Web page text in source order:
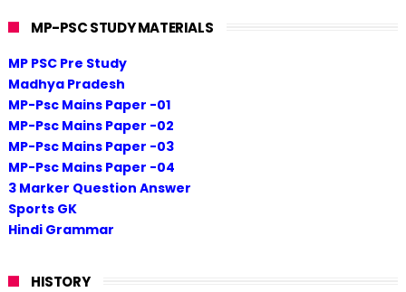
MP-PSC STUDY MATERIALS
MP PSC Pre Study
Madhya Pradesh
MP-Psc Mains Paper -01
MP-Psc Mains Paper -02
MP-Psc Mains Paper -03
MP-Psc Mains Paper -04
3 Marker Question Answer
Sports GK
Hindi Grammar
HISTORY